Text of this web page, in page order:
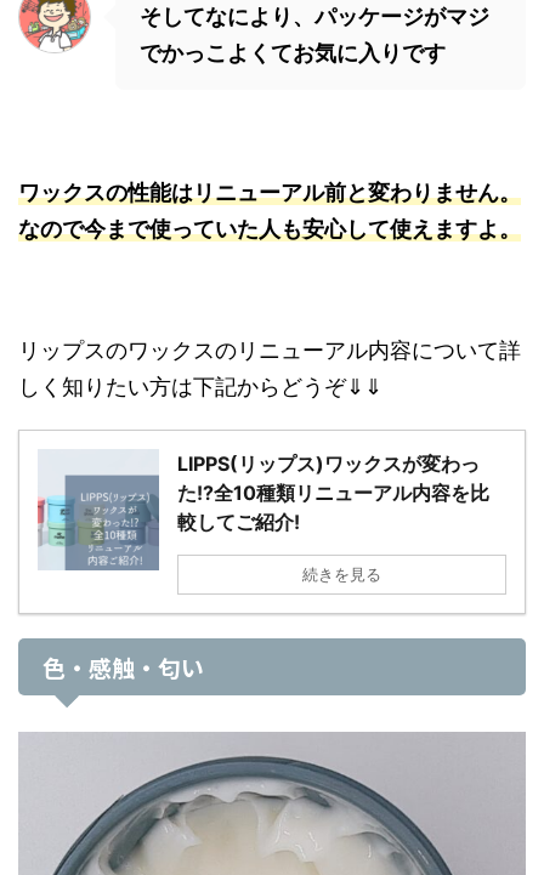
そしてなにより、パッケージがマジ
でかっこよくてお気に入りです
ワックスの性能はリニューアル前と変わりません。
なので今まで使っていた人も安心して使えますよ。
リップスのワックスのリニューアル内容について詳
しく知りたい方は下記からどうぞ⇓⇓
LIPPS(リップス)ワックスが変わっ
た!?全10種類リニューアル内容を比
較してご紹介!
続きを見る
色・感触・匂い